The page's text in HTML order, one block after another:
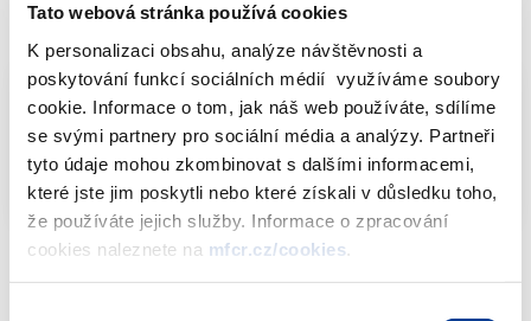
Tato webová stránka používá cookies
K personalizaci obsahu, analýze návštěvnosti a
poskytování funkcí sociálních médií využíváme soubory
cookie. Informace o tom, jak náš web používáte, sdílíme
se svými partnery pro sociální média a analýzy. Partneři
tyto údaje mohou zkombinovat s dalšími informacemi,
které jste jim poskytli nebo které získali v důsledku toho,
že používáte jejich služby. Informace o zpracování
cookies naleznete na mfcr.cz/cookies
Dokumenty ke stažení
Info-106-99-MF-11876-2018-10-510 IK PDF
(112kB)